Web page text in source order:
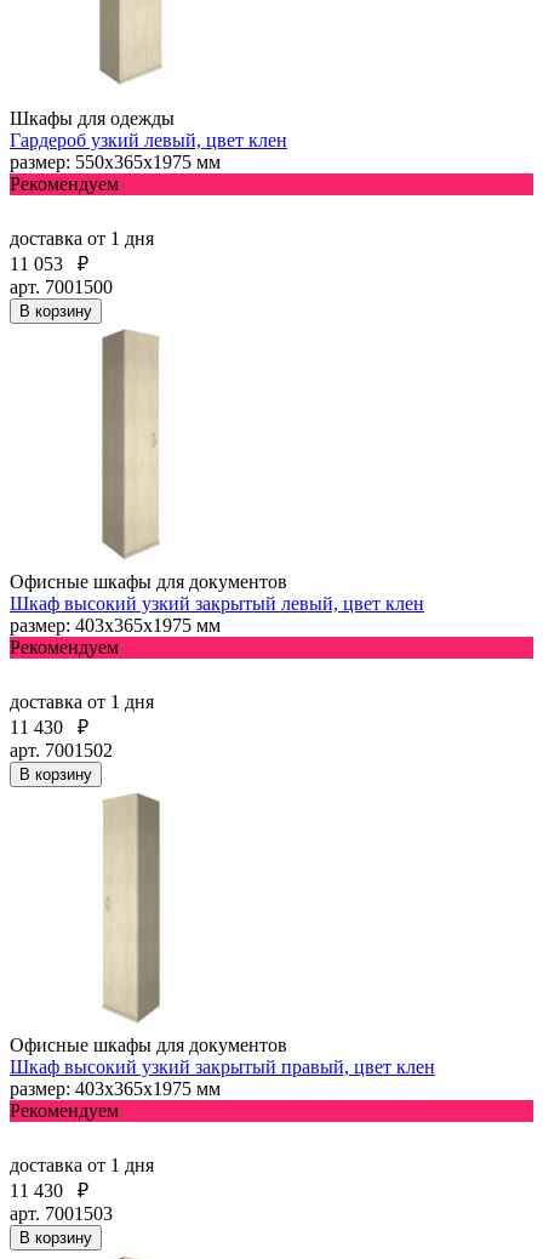
Шкафы для одежды
Гардероб узкий левый, цвет клен
размер: 550х365х1975 мм
Рекомендуем
доставка от 1 дня
11 053
₽
арт. 7001500
В корзину
Офисные шкафы для документов
Шкаф высокий узкий закрытый левый, цвет клен
размер: 403х365х1975 мм
Рекомендуем
доставка от 1 дня
11 430
₽
арт. 7001502
В корзину
Офисные шкафы для документов
Шкаф высокий узкий закрытый правый, цвет клен
размер: 403х365х1975 мм
Рекомендуем
доставка от 1 дня
11 430
₽
арт. 7001503
В корзину